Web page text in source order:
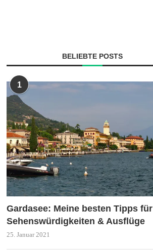
BELIEBTE POSTS
1
Gardasee: Meine besten Tipps für
Sehenswürdigkeiten & Ausflüge
25. Januar 2021